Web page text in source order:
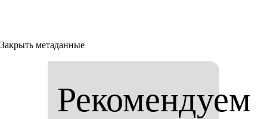
Закрыть метаданные
Рекомендуем